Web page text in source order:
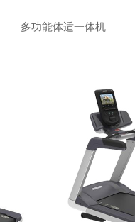
多功能体适一体机